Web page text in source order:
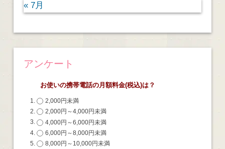
« 7月
アンケート
お使いの携帯電話の月額料金(税込)は？
2,000円未満
2,000円～4,000円未満
4,000円～6,000円未満
6,000円～8,000円未満
8,000円～10,000円未満